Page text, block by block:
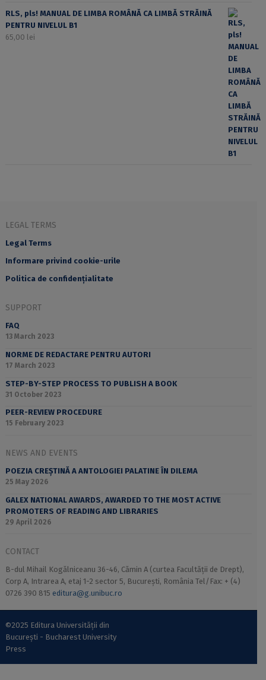
RLS, pls! MANUAL DE LIMBA ROMÂNĂ CA LIMBĂ STRĂINĂ
PENTRU NIVELUL B1
65,00 lei
LEGAL TERMS
Legal Terms
Informare privind cookie-urile
Politica de confidențialitate
SUPPORT
FAQ
13 March 2023
NORME DE REDACTARE PENTRU AUTORI
17 March 2023
STEP-BY-STEP PROCESS TO PUBLISH A BOOK
31 October 2023
PEER-REVIEW PROCEDURE
15 February 2023
NEWS AND EVENTS
POEZIA CREȘTINĂ A ANTOLOGIEI PALATINE ÎN DILEMA
25 May 2026
GALEX NATIONAL AWARDS, AWARDED TO THE MOST ACTIVE
PROMOTERS OF READING AND LIBRARIES
29 April 2026
CONTACT
B-dul Mihail Kogălniceanu 36-46, Cămin A (curtea Facultății de Drept),
Corp A, Intrarea A, etaj 1-2 sector 5, București, România Tel/Fax: + (4)
0726 390 815 editura@g.unibuc.ro
©2025 Editura Universității din
București - Bucharest University
Press